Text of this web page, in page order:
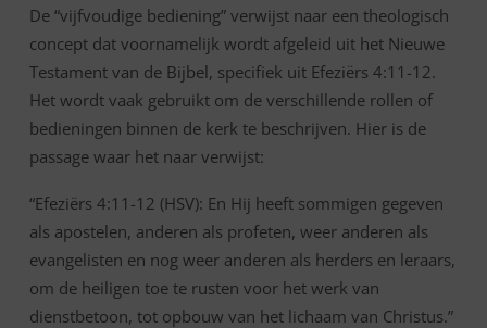
VOUDIGE
BEDIENING
:
EVANGELIST
De “vijfvoudige bediening” verwijst naar een theologisch
concept dat voornamelijk wordt afgeleid uit het Nieuwe
Testament van de Bijbel, specifiek uit Efeziërs 4:11-12.
Het wordt vaak gebruikt om de verschillende rollen of
bedieningen binnen de kerk te beschrijven. Hier is de
passage waar het naar verwijst:
“Efeziërs 4:11-12 (HSV): En Hij heeft sommigen gegeven
als apostelen, anderen als profeten, weer anderen als
evangelisten en nog weer anderen als herders en leraars,
om de heiligen toe te rusten voor het werk van
dienstbetoon, tot opbouw van het lichaam van Christus.”